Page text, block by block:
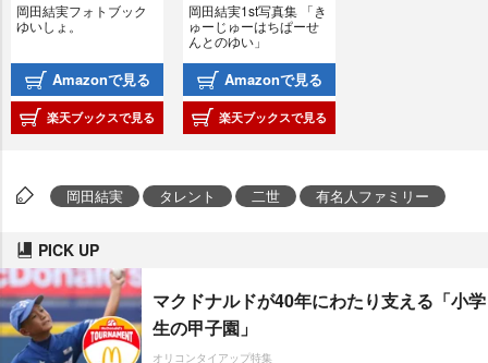
岡田結実フォトブック
ゆいしょ。
Amazonで見る
楽天ブックスで見る
岡田結実1st写真集 「き
ゅーじゅーはちぱーせ
んとのゆい」
Amazonで見る
楽天ブックスで見る
岡田結実 タレント 二世 有名人ファミリー
PICK UP
マクドナルドが40年にわたり支える「小学
生の甲子園」
オリコンタイアップ特集